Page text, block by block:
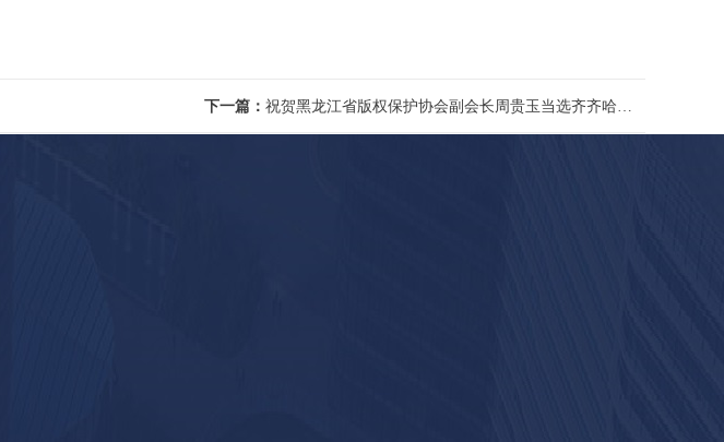
下一篇： 祝贺黑龙江省版权保护协会副会长周贵玉当选齐齐哈尔市作家协会主席